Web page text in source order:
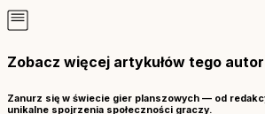
Zobacz więcej artykułów tego
Zanurz się w świecie gier planszowych — od
unikalne spojrzenia społeczności graczy.